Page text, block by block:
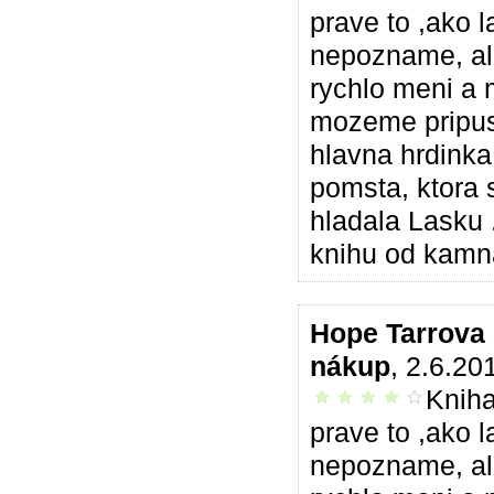
prave to ,ako
nepozname,
rychlo meni a
mozeme
hlavna
pomsta, ktora
hladala Lasku
knihu od
Hope
nákup,
príjemné čítanie
prave to ,ako
nepozname,